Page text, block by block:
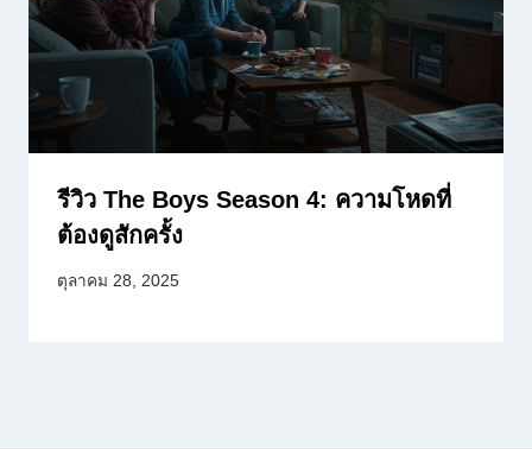
รีวิว The Boys Season 4: ความโหดที่
ต้องดูสักครั้ง
ตุลาคม 28, 2025